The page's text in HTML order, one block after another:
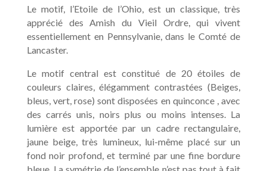
Le motif, l’Etoile de l’Ohio, est un classique, très
apprécié des Amish du Vieil Ordre, qui vivent
essentiellement en Pennsylvanie, dans le Comté de
Lancaster.
Le motif central est constitué de 20 étoiles de
couleurs claires, élégamment contrastées (Beiges,
bleus, vert, rose) sont disposées en quinconce , avec
des carrés unis, noirs plus ou moins intenses. La
lumière est apportée par un cadre rectangulaire,
jaune beige, très lumineux, lui-même placé sur un
fond noir profond, et terminé par une fine bordure